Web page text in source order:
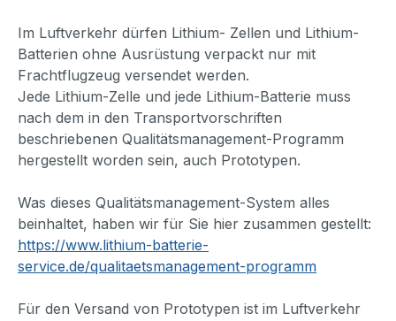
Im Luftverkehr dürfen Lithium- Zellen und Lithium-
Batterien ohne Ausrüstung verpackt nur mit
Frachtflugzeug versendet werden.
Jede Lithium-Zelle und jede Lithium-Batterie muss
nach dem in den Transportvorschriften
beschriebenen Qualitätsmanagement-Programm
hergestellt worden sein, auch Prototypen.
Was dieses Qualitätsmanagement-System alles
beinhaltet, haben wir für Sie hier zusammen gestellt:
https://www.lithium-batterie-
service.de/qualitaetsmanagement-programm
Für den Versand von Prototypen ist im Luftverkehr